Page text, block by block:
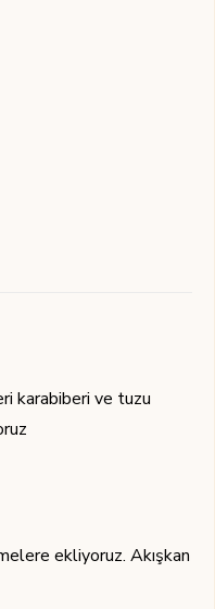
karabiberi ve tuzu
ekliyoruz. Akışkan